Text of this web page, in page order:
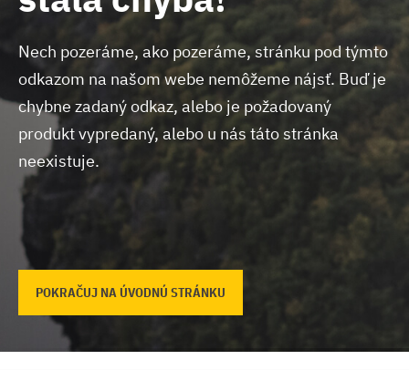
Nech pozeráme, ako pozeráme, stránku pod týmto
odkazom na našom webe nemôžeme nájsť. Buď je
chybne zadaný odkaz, alebo je požadovaný
produkt vypredaný, alebo u nás táto stránka
neexistuje.
POKRAČUJ NA ÚVODNÚ STRÁNKU